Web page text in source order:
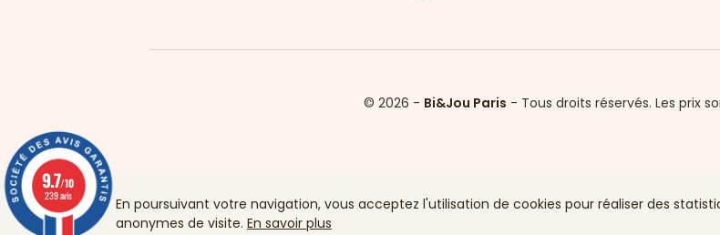
© 2026 - Bi&Jou Paris - Tous droits réservés. Les prix
En poursuivant votre navigation, vous acceptez l'utilisation de cookies pour réaliser des
anonymes de visite. En savoir plus
9.7/10
239 avis